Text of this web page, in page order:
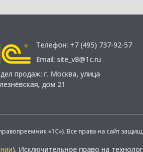
Телефон: +7 (495) 737-92-57
Email: site_v8@1c.ru
продаж: г. Москва, улица
дом 21
«1С»). Все права на сайт
). Исключительное право на